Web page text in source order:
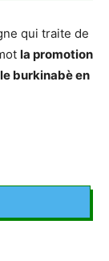
qui traite de
la promotion
burkinabè en